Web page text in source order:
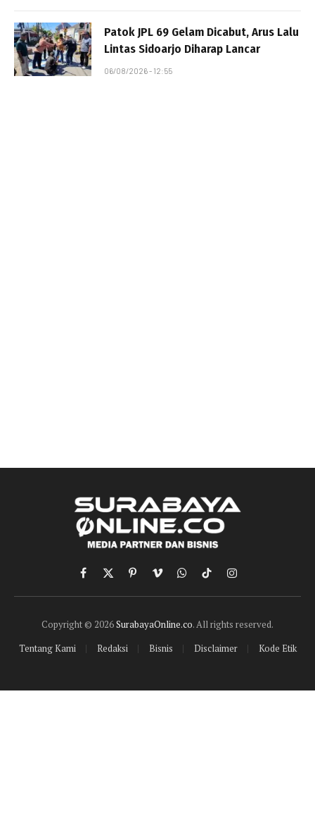
Patok JPL 69 Gelam Dicabut, Arus Lalu
Lintas Sidoarjo Diharap Lancar
06/08/2026 - 12:55
Facebook
X
(Twitter)
PinterestVimeoWhatsApp
TikTokInstagram
Copyright © 2026SurabayaOnline.co. All rights reserved.
Tentang Kami
Redaksi Bisnis Disclaimer Kode Etik